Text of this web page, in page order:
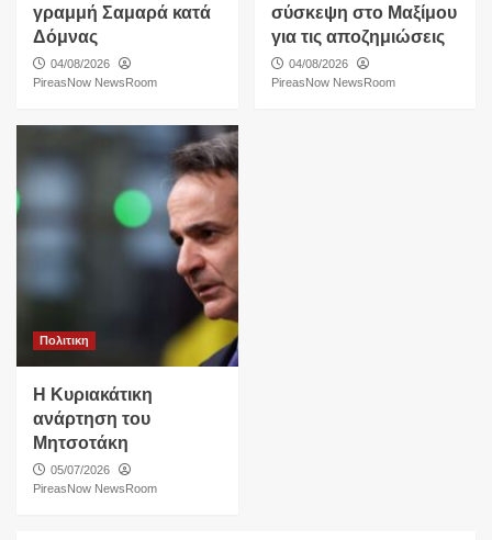
γραμμή Σαμαρά κατά
Δόμνας
04/08/2026
PireasNow NewsRoom
σύσκεψη στο Μαξίμου
για τις αποζημιώσεις
04/08/2026
PireasNow NewsRoom
Πολιτικη
Η Κυριακάτικη
ανάρτηση του
Μητσοτάκη
05/07/2026
PireasNow NewsRoom